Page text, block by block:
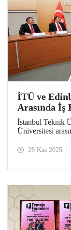
İTÜ ve
Arasında
İstanbul Teknik
Üniversitesi
hedefleyen çok
28 Kas 2025